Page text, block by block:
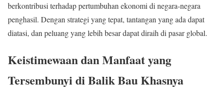
berkontribusi terhadap pertumbuhan ekonomi di negara-negara
penghasil. Dengan strategi yang tepat, tantangan yang ada dapat
diatasi, dan peluang yang lebih besar dapat diraih di pasar global.
Keistimewaan dan Manfaat yang
Tersembunyi di Balik Bau Khasnya